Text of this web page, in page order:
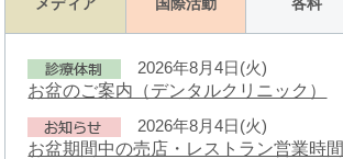
2026年8月4日(火)
お盆のご案内（デンタルクリニック）
2026年8月4日(火)
お盆期間中の売店・レストラン営業時間